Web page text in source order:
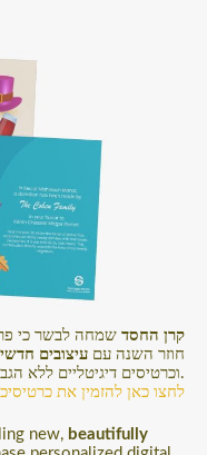
קרן החסד שמחה לבשר כי
חוזר השנה עם עיצובים
וכרטיסים דיגיטליים ללא הגבלה בשימוש, בעברית או באנגלית.
לחצו כאן להזמין את
new, beautifully